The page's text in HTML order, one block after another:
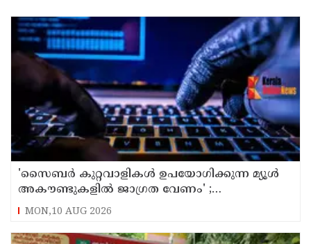
'സൈബര്‍ കുറ്റവാളികള്‍ ഉപയോഗിക്കുന്ന മ്യൂള്‍
അകൗണ്ടുകളില്‍ ജാഗ്രത വേണം' ;
നിര്‍ദേശവുമായി പൊലീസ്
MON,10 AUG 2026